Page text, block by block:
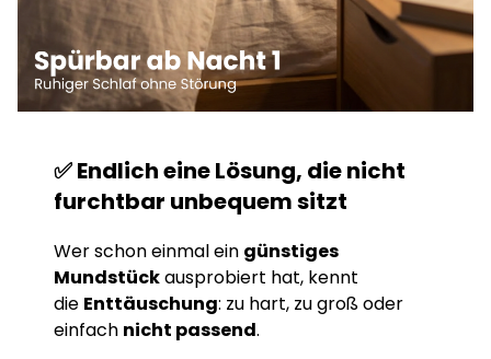
✅ Endlich eine Lösung, die nicht
furchtbar unbequem sitzt
Wer schon einmal ein günstiges
Mundstückausprobiert hat, kennt
die Enttäuschung: zu hart, zu groß oder
einfach nicht passend.